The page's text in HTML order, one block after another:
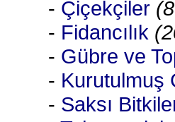
- Çiçekçiler
- Fidancılık
- Gübre ve
- Kurutulmuş
- Saksı